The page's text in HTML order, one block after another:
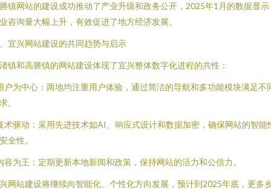
镇网站的建设成功推动了产业升级和政务公开，2025年1月的数据显示
咨询量大幅上升，有效促进了地方经济发展。
宜兴网站建设的共同趋势与启示
镇和高塍镇的网站建设体现了宜兴整体数字化进程的共性：
户为中心：两地均注重用户体验，通过简洁的导航和多功能模块满足不
。
术驱动：采用先进技术如AI、响应式设计和数据加密，确保网站的智能
全性。
容为王：定期更新本地新闻和政策，保持网站的活力和公信力。
网站建设将继续向智能化、个性化方向发展，预计到2025年底，更多